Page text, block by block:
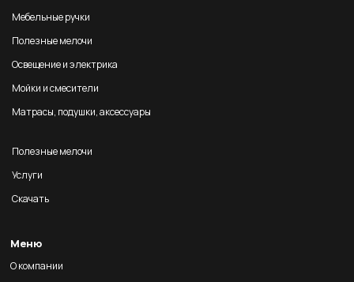
Мебельные ручки
Полезные мелочи
Освещение и электрика
Мойки и смесители
Матрасы, подушки, аксессуары
Полезные мелочи
Услуги
Скачать
Меню
О компании